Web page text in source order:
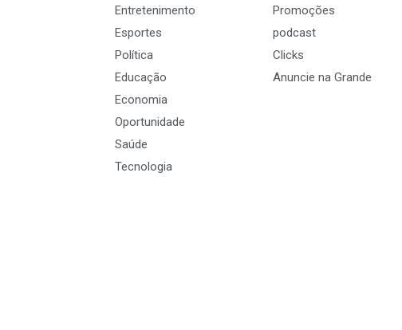
Entretenimento
Esportes
Política
Educação
Economia
Oportunidade
Saúde
Tecnologia
Promoções
podcast
Clicks
Anuncie na Grande